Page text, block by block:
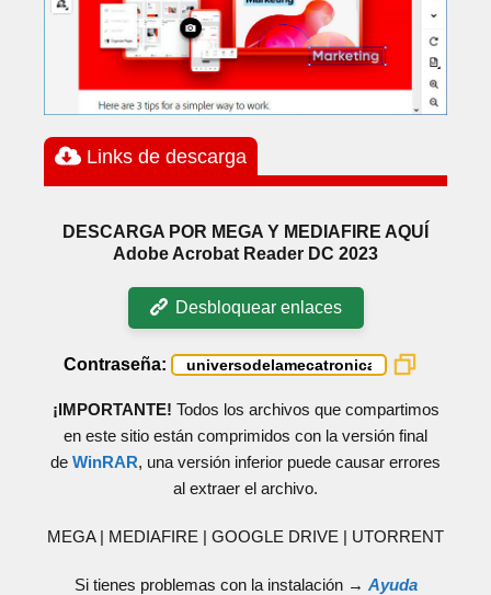
Links de descarga
DESCARGA POR MEGA Y MEDIAFIRE AQUÍ
Adobe Acrobat Reader DC 2023
Desbloquear enlaces
Contraseña:
¡IMPORTANTE! Todos los archivos que compartimos
en este sitio están comprimidos con la versión final
de WinRAR, una versión inferior puede causar errores
al extraer el archivo.
MEGA | MEDIAFIRE | GOOGLE DRIVE | UTORRENT
Si tienes problemas con la instalación → Ayuda